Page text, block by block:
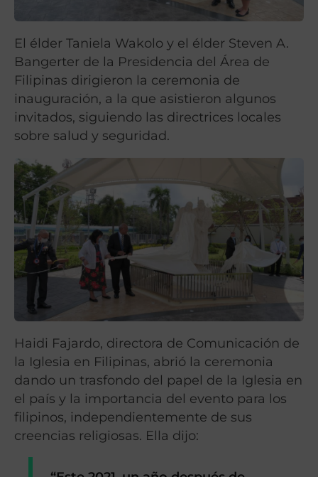
El élder Taniela Wakolo y el élder Steven A.
Bangerter de la Presidencia del Área de
Filipinas dirigieron la ceremonia de
inauguración, a la que asistieron algunos
invitados, siguiendo las directrices locales
sobre salud y seguridad.
Haidi Fajardo, directora de Comunicación de
la Iglesia en Filipinas, abrió la ceremonia
dando un trasfondo del papel de la Iglesia en
el país y la importancia del evento para los
filipinos, independientemente de sus
creencias religiosas. Ella dijo: